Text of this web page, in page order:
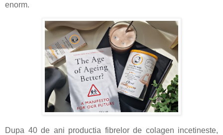
enorm.
Dupa 40 de ani productia fibrelor de colagen incetineste,